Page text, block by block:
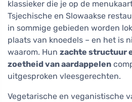
klassieker die je op de
Tsjechische en Slowaakse
in sommige gebieden worden
plaats van knoedels – en het is
waarom. Hun zachte structuur
zoetheid van aardappelen
uitgesproken vleesgerechten.
Vegetarische en veganistische